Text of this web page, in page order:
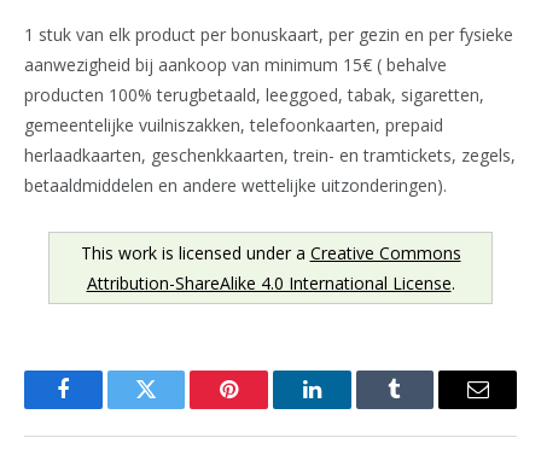
1 stuk van elk product per bonuskaart, per gezin en per fysieke
aanwezigheid bij aankoop van minimum 15€ ( behalve
producten 100% terugbetaald, leeggoed, tabak, sigaretten,
gemeentelijke vuilniszakken, telefoonkaarten, prepaid
herlaadkaarten, geschenkkaarten, trein- en tramtickets, zegels,
betaaldmiddelen en andere wettelijke uitzonderingen).
This work is licensed under a Creative Commons
Attribution-ShareAlike 4.0 International License.
FacebookTwitter Pinterest LinkedInTumblr Email